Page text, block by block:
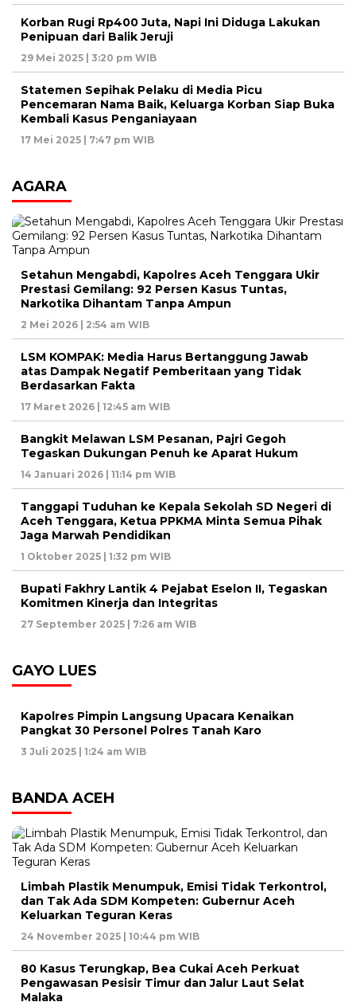
Korban Rugi Rp400 Juta, Napi Ini Diduga Lakukan
Penipuan dari Balik Jeruji
29 Mei 2025 | 3:20 pm WIB
Statemen Sepihak Pelaku di Media Picu
Pencemaran Nama Baik, Keluarga Korban Siap Buka
Kembali Kasus Penganiayaan
17 Mei 2025 | 7:47 pm WIB
AGARA
Setahun Mengabdi, Kapolres Aceh Tenggara Ukir
Prestasi Gemilang: 92 Persen Kasus Tuntas,
Narkotika Dihantam Tanpa Ampun
2 Mei 2026 | 2:54 am WIB
LSM KOMPAK: Media Harus Bertanggung Jawab
atas Dampak Negatif Pemberitaan yang Tidak
Berdasarkan Fakta
17 Maret 2026 | 12:45 am WIB
Bangkit Melawan LSM Pesanan, Pajri Gegoh
Tegaskan Dukungan Penuh ke Aparat Hukum
14 Januari 2026 | 11:14 pm WIB
Tanggapi Tuduhan ke Kepala Sekolah SD Negeri di
Aceh Tenggara, Ketua PPKMA Minta Semua Pihak
Jaga Marwah Pendidikan
1 Oktober 2025 | 1:32 pm WIB
Bupati Fakhry Lantik 4 Pejabat Eselon II, Tegaskan
Komitmen Kinerja dan Integritas
27 September 2025 | 7:26 am WIB
GAYO LUES
Kapolres Pimpin Langsung Upacara Kenaikan
Pangkat 30 Personel Polres Tanah Karo
3 Juli 2025 | 1:24 am WIB
BANDA ACEH
Limbah Plastik Menumpuk, Emisi Tidak Terkontrol,
dan Tak Ada SDM Kompeten: Gubernur Aceh
Keluarkan Teguran Keras
24 November 2025 | 10:44 pm WIB
80 Kasus Terungkap, Bea Cukai Aceh Perkuat
Pengawasan Pesisir Timur dan Jalur Laut Selat
Malaka